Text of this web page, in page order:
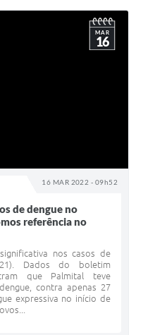
16 MAR 2022 - 09h52
MAR
16
de dengue no
referência no
nos casos de
Dados do boletim
que Palmital teve
contra apenas 27
expressiva no início de